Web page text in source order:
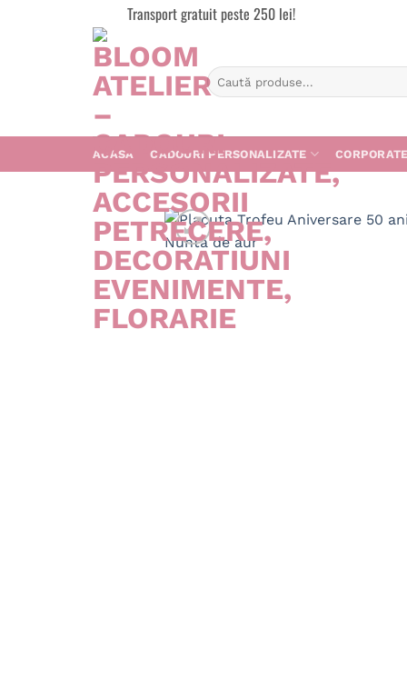
Transport gratuit peste 250 lei!
Caută
după:
ACASA CADOURI PERSONALIZATE CORPORATE